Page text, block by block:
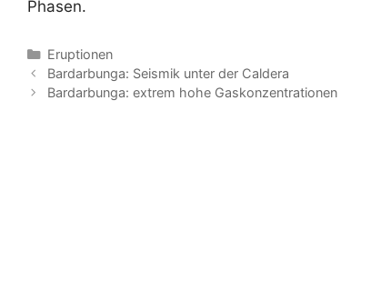
Phasen.
Kategorien
Eruptionen
Bardarbunga: Seismik unter der Caldera
Bardarbunga: extrem hohe Gaskonzentrationen